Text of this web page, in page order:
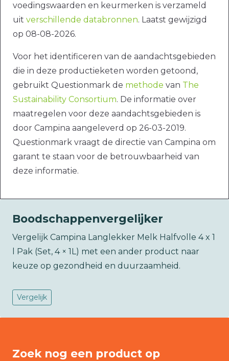
voedingswaarden en keurmerken is verzameld
uit verschillende databronnen. Laatst gewijzigd
op 08-08-2026.
Voor het identificeren van de aandachtsgebieden
die in deze productieketen worden getoond,
gebruikt Questionmark de methode van The
Sustainability Consortium. De informatie over
maatregelen voor deze aandachtsgebieden is
door Campina aangeleverd op 26-03-2019.
Questionmark vraagt de directie van Campina om
garant te staan voor de betrouwbaarheid van
deze informatie.
Boodschappenvergelijker
Vergelijk Campina Langlekker Melk Halfvolle 4 x 1
l Pak (Set, 4 × 1L) met een ander product naar
keuze op gezondheid en duurzaamheid.
Vergelijk
Zoek nog een product op